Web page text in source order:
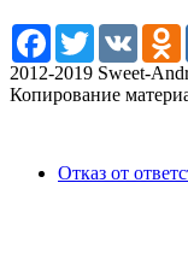
Facebook
TwitterVK
2012-2019 Sweet-
Копирование
Отказ от